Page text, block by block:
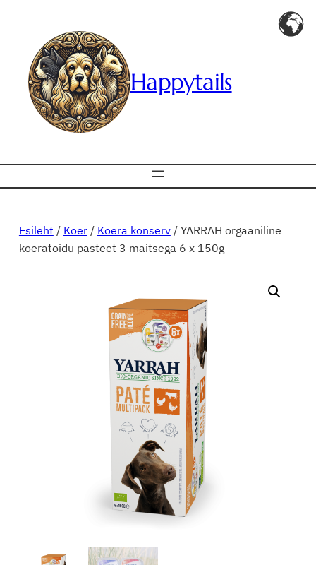
Happytails
Esileht / Koer/ Koera konserv/ YARRAH orgaaniline
koeratoidu pasteet 3 maitsega 6 x 150g